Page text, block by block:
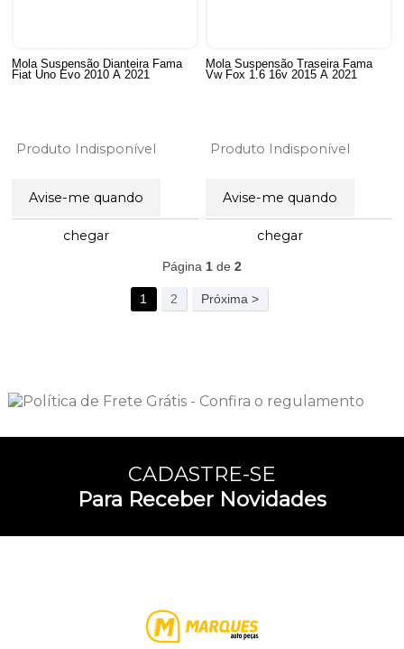
Mola Suspensão Dianteira Fama
Fiat Uno Evo 2010 A 2021
Produto Indisponível
Avise-me quando
chegar
Mola Suspensão Traseira Fama
Vw Fox 1.6 16v 2015 A 2021
Produto Indisponível
Avise-me quando
chegar
Página 1de 2
1 2 Próxima >
CADASTRE-SE
Para Receber Novidades